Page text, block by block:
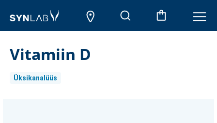
Vitamiin D
Üksikanalüüs